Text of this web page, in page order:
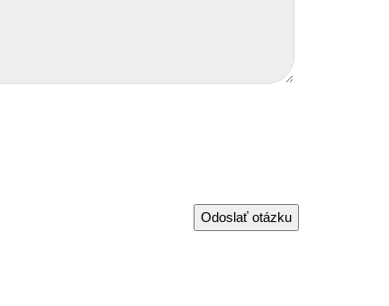
Odoslať otázku